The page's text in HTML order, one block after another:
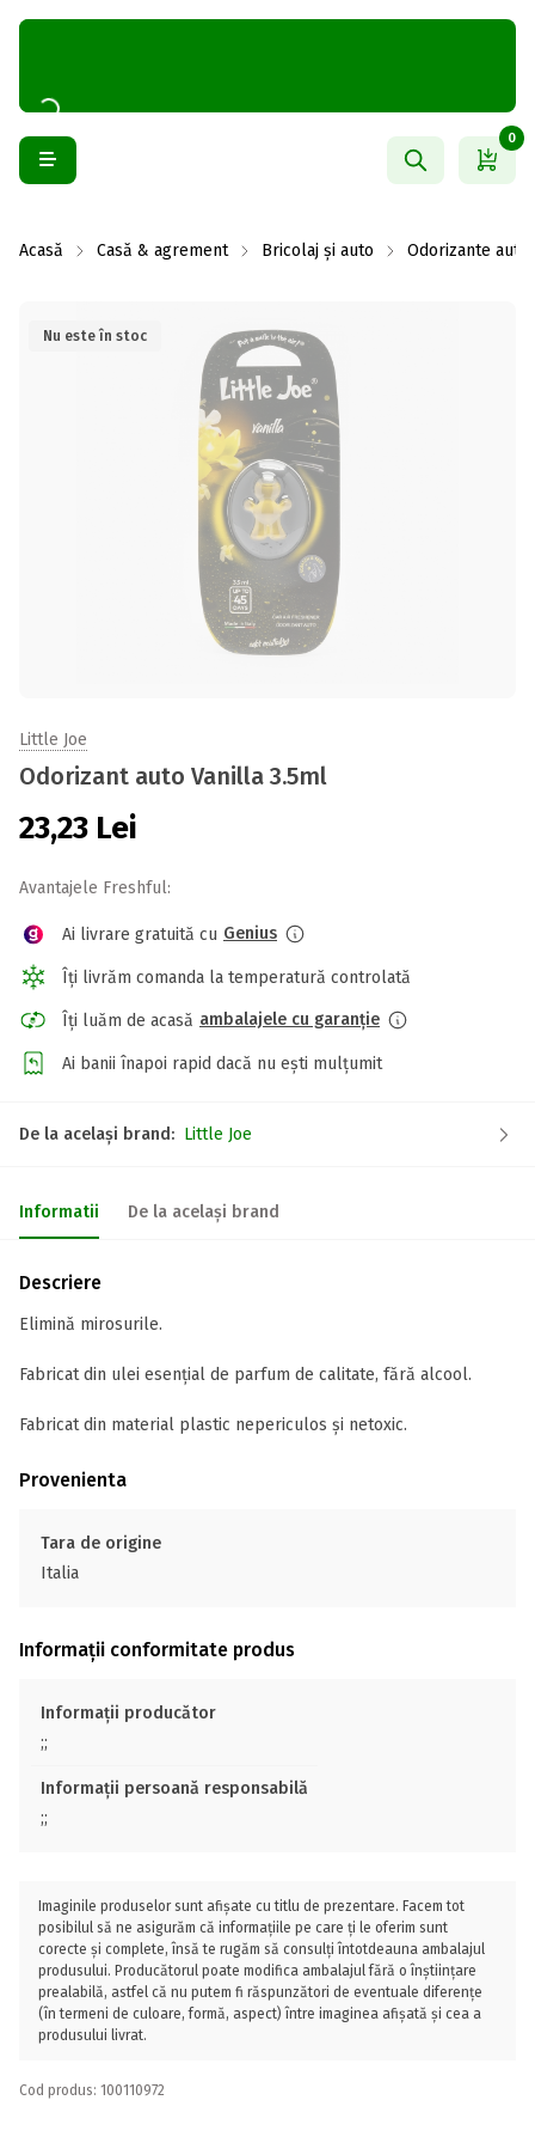
0
Acasă Casă & agrement Bricolaj și auto Odorizante auto
Nu este în stoc
Little Joe
Odorizant auto Vanilla 3.5ml
23,23 Lei
Avantajele Freshful:
Ai livrare gratuită cu Genius
Îți livrăm comanda la temperatură controlată
Îți luăm de acasă ambalajele cu garanție
Ai banii înapoi rapid dacă nu ești mulțumit
De la același brand: Little Joe
Informatii De la același brand
Descriere
Elimină mirosurile.
Fabricat din ulei esențial de parfum de calitate, fără alcool.
Fabricat din material plastic nepericulos și netoxic.
Provenienta
Tara de origine
Italia
Informații conformitate produs
Informații producător
;;
Informații persoană responsabilă
;;
Imaginile produselor sunt afișate cu titlu de prezentare. Facem tot
posibilul să ne asigurăm că informațiile pe care ți le oferim sunt
corecte și complete, însă te rugăm să consulți întotdeauna ambalajul
produsului. Producătorul poate modifica ambalajul fără o înștiințare
prealabilă, astfel că nu putem fi răspunzători de eventuale diferențe
(în termeni de culoare, formă, aspect) între imaginea afișată și cea a
produsului livrat.
Cod produs: 100110972